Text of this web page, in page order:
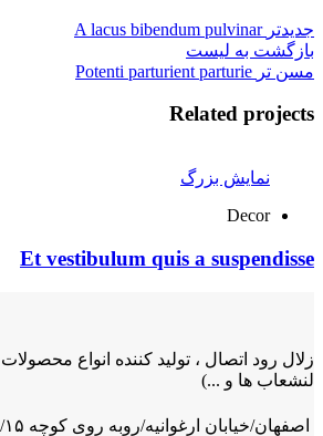
جدیدتر A lacus bibendum pulvinar
بازگشت به لیست
مسن تر Potenti parturient parturie
Related projects
نمایش بزرگ
Decor
Et vestibulum quis a suspendisse
زلال رود اتصال ، تولید کننده انواع محصولات
لنشعاب ها و ...)